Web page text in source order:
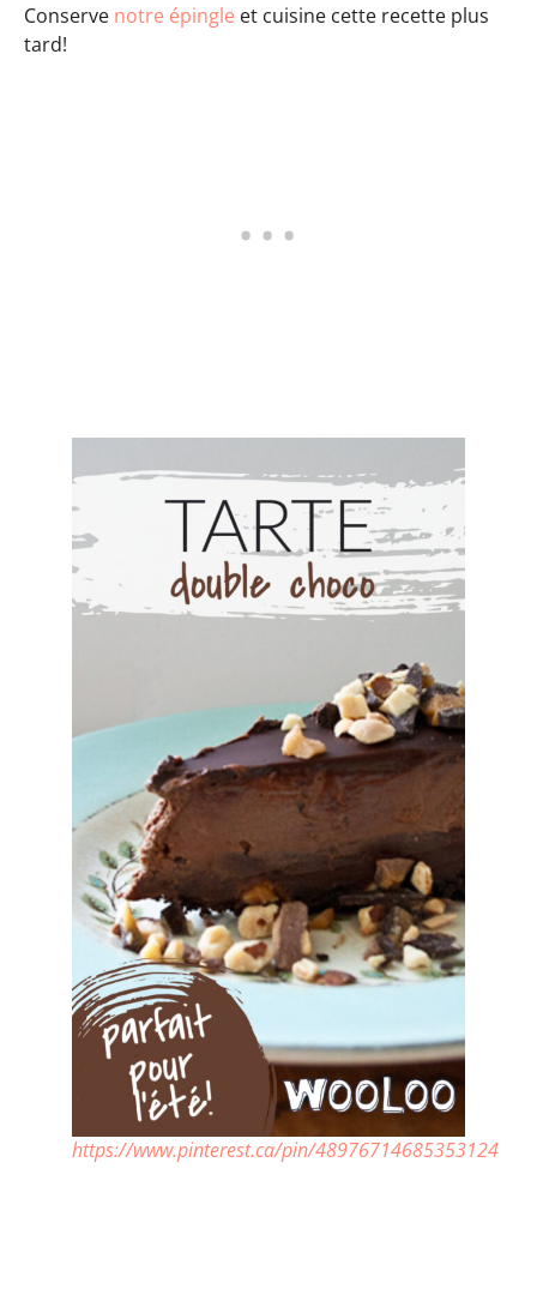
Conserve notre épingle et cuisine cette recette plus
tard!
https://www.pinterest.ca/pin/48976714685353124